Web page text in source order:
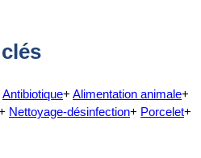
Antibiotique+ Alimentation animale+
Nettoyage-désinfection+ Porcelet+